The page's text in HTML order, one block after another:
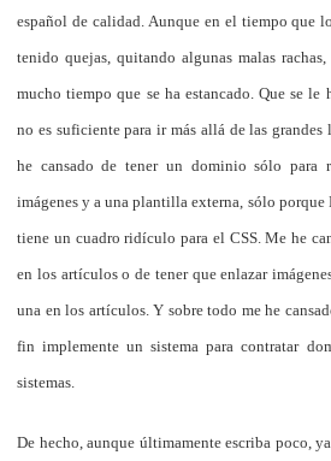
español de calidad. Aunque en el tiempo que
tenido quejas, quitando algunas malas
mucho tiempo que se ha estancado. Que se le
no es suficiente para ir más allá de las
he cansado de tener un dominio sólo para
imágenes y a una plantilla externa, sólo
tiene un cuadro ridículo para el CSS. Me he
en los artículos o de tener que enlazar
una en los artículos. Y sobre todo me he
fin implemente un sistema para contratar
sistemas.
De hecho, aunque últimamente escriba poco,